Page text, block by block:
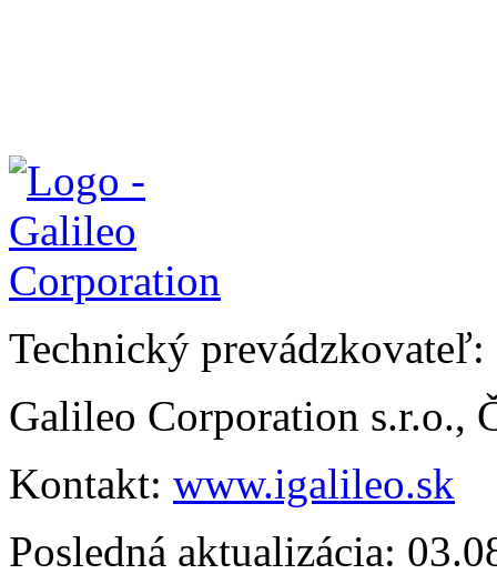
Technický prevádzkovateľ:
Galileo Corporation s.r.o.,
Kontakt: www.igalileo.sk
Posledná aktualizácia: